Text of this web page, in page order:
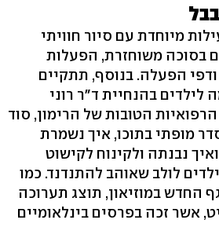
מיוחדת עם סיור חוויתי
בסוכה משוחזרת, הפעלות
הפעלה. בנוסף, תתקיים
בהנחיית ד"ר רוני
הטובות של הרימון, סוד
מופתי בתוכו, איך נשמרת
נבנתה ולקינוח לקישוט
לולב שאוהב להתנדנד. כמו
החדש במוזיאון, תוצג תערוכה
אשר זכה בפרסים בינלאומיים